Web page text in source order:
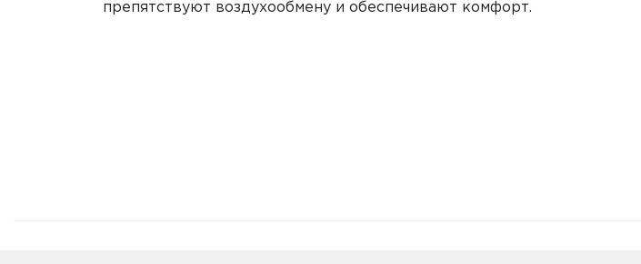
препятствуют воздухообмену и обеспечивают комфорт.